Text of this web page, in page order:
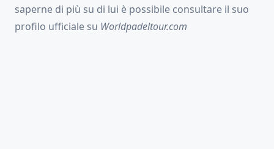
saperne di più su di lui è possibile consultare il suo
profilo ufficiale su Worldpadeltour.com